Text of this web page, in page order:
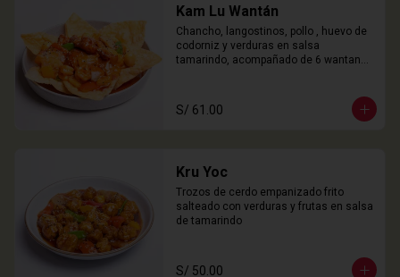
Kam Lu Wantán
Chancho, langostinos, pollo , huevo de
codorniz y verduras en salsa
tamarindo, acompañado de 6 wantanes
S/ 61.00
Kru Yoc
Trozos de cerdo empanizado frito
salteado con verduras y frutas en salsa
de tamarindo
S/ 50.00